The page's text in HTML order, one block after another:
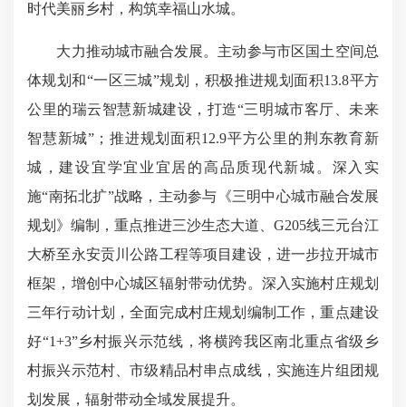
时代美丽乡村，构筑幸福山水城。
大力推动城市融合发展。主动参与市区国土空间总
体规划和“一区三城”规划，积极推进规划面积13.8平方
公里的瑞云智慧新城建设，打造“三明城市客厅、未来
智慧新城”；推进规划面积12.9平方公里的荆东教育新
城，建设宜学宜业宜居的高品质现代新城。深入实
施“南拓北扩”战略，主动参与《三明中心城市融合发展
规划》编制，重点推进三沙生态大道、G205线三元台江
大桥至永安贡川公路工程等项目建设，进一步拉开城市
框架，增创中心城区辐射带动优势。深入实施村庄规划
三年行动计划，全面完成村庄规划编制工作，重点建设
好“1+3”乡村振兴示范线，将横跨我区南北重点省级乡
村振兴示范村、市级精品村串点成线，实施连片组团规
划发展，辐射带动全域发展提升。